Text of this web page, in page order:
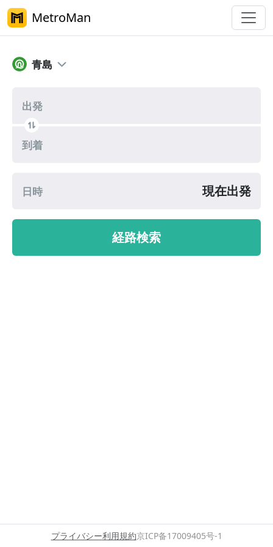
MetroMan
青島メトロ乗換案内
青島
出発
到着
日時 現在出発
経路検索
プライバシー利用規約京ICP备17009405号-1